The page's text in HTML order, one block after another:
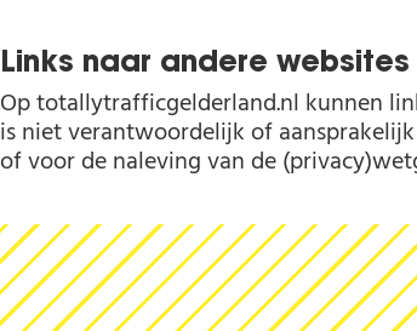
Links naar andere websites
Op totallytrafficgelderland.nl kunnen
is niet verantwoordelijk of
of voor de naleving van de